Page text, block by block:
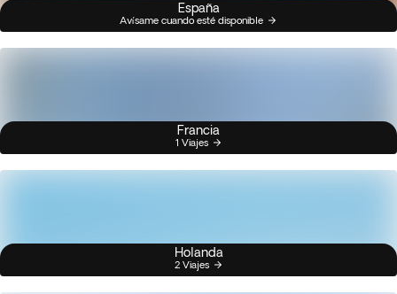
España
Avísame cuando esté disponible
Francia
1 Viajes
Holanda
2 Viajes